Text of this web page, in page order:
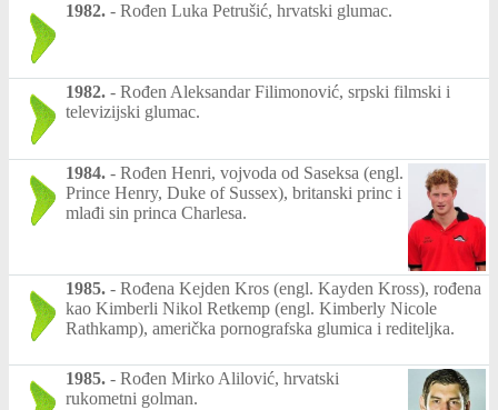
1982. - Rođen Luka Petrušić, hrvatski glumac.
1982. - Rođen Aleksandar Filimonović, srpski filmski i
televizijski glumac.
1984. - Rođen Henri, vojvoda od Saseksa (engl.
Prince Henry, Duke of Sussex), britanski princ i
mlađi sin princa Charlesa.
1985. - Rođena Kejden Kros (engl. Kayden Kross), rođena
kao Kimberli Nikol Retkemp (engl. Kimberly Nicole
Rathkamp), američka pornografska glumica i rediteljka.
1985. - Rođen Mirko Alilović, hrvatski
rukometni golman.